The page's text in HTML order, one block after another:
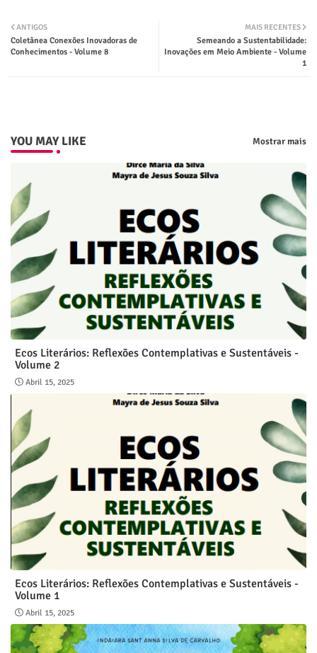
ter
MAIS RECENTES
Semeando a Sustentabilidade:
Inovações em Meio Ambiente - Volume
1
ANTIGOS
Coletânea Conexões Inovadoras de
Conhecimentos - Volume 8
YOU MAY LIKE Mostrar mais
Ecos Literários: Reflexões Contemplativas e Sustentáveis -
Volume 2
Abril 15, 2025
Ecos Literários: Reflexões Contemplativas e Sustentáveis -
Volume 1
Abril 15, 2025